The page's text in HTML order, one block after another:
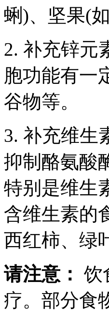
蜊)、坚果(
2. 补充锌元
胞功能有一
谷物等。
3. 补充维生
抑制酪氨酸
特别是维生
含维生素的
西红柿、绿
请注意： 饮
疗。部分食